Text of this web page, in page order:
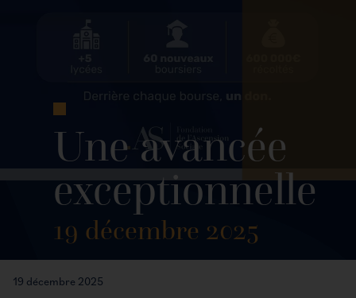
Une avancée
exceptionnelle
19 décembre 2025
19 décembre 2025